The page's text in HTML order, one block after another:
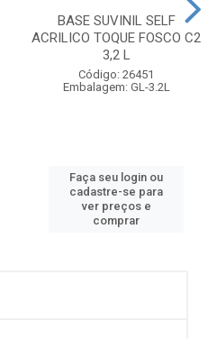
BASE SUVINIL SELF
ACRILICO TOQUE FOSCO C2
3,2 L
Código: 26451
Embalagem: GL-3.2L
Faça seu login ou
cadastre-se para
ver preços e
comprar